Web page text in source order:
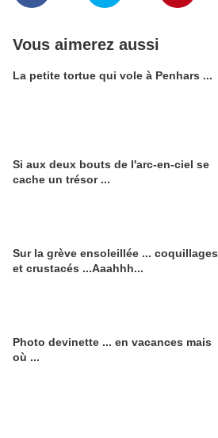
Vous aimerez aussi
La petite tortue qui vole à Penhars ...
Si aux deux bouts de l'arc-en-ciel se
cache un trésor ...
Sur la grève ensoleillée ... coquillages
et crustacés ...Aaahhh...
Photo devinette ... en vacances mais
où ...